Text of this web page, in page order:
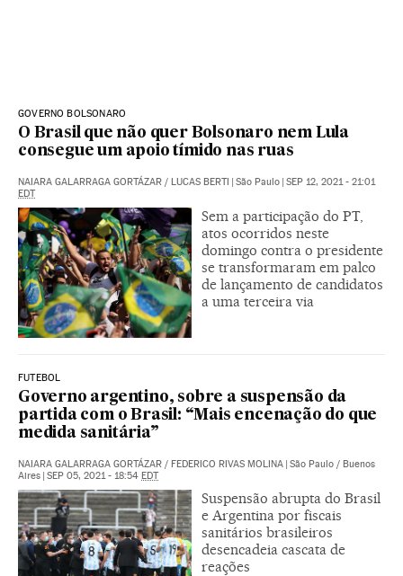
GOVERNO BOLSONARO
O Brasil que não quer Bolsonaro nem Lula
consegue um apoio tímido nas ruas
NAIARA GALARRAGA GORTÁZAR / LUCAS BERTI | São Paulo | SEP 12, 2021 - 21:01
EDT
Sem a participação do PT,
atos ocorridos neste
domingo contra o presidente
se transformaram em palco
de lançamento de candidatos
a uma terceira via
FUTEBOL
Governo argentino, sobre a suspensão da
partida com o Brasil: “Mais encenação do que
medida sanitária”
NAIARA GALARRAGA GORTÁZAR / FEDERICO RIVAS MOLINA | São Paulo / Buenos
Aires | SEP 05, 2021 - 18:54 EDT
Suspensão abrupta do Brasil
e Argentina por fiscais
sanitários brasileiros
desencadeia cascata de
reações